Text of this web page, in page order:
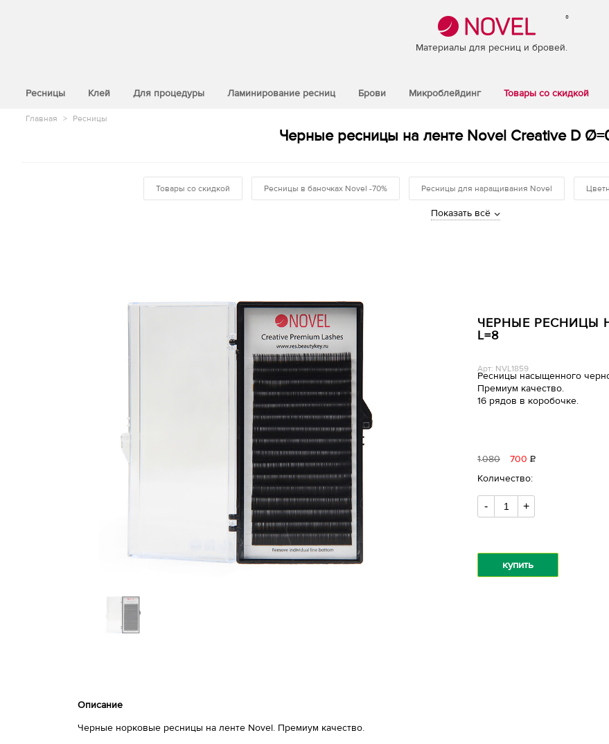
®
Материалы для ресниц и бровей.
Ресницы Клей Для процедуры Ламинирование ресниц Брови Микроблейдинг Товары со скидкой
Главная > Ресницы
Черные ресницы на ленте Novel Creative D
Товары со скидкой Ресницы в баночках Novel -70% Ресницы для наращивания Novel
Показать всё
ЧЕРНЫЕ РЕСНИЦЫ
L=8
Арт: NVL1859
Ресницы насыщенного
Премиум качество.
16 рядов в коробочке.
1080 700 Р
Количество:
- +
купить
Описание
Черные норковые ресницы на ленте Novel. Премиум качество.